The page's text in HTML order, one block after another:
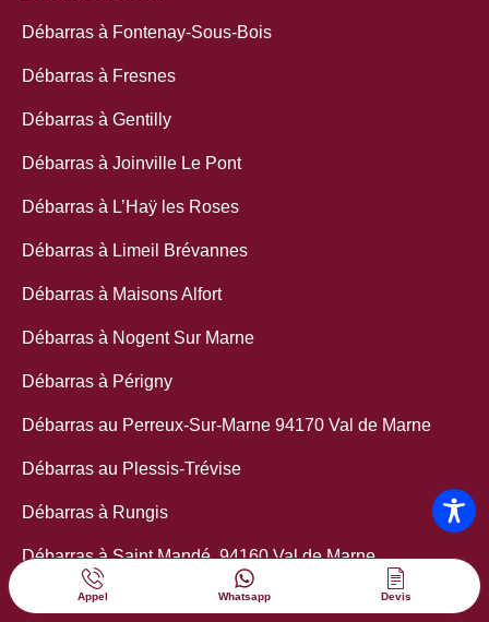
Appel Whatsapp Devis
Débarras à Fontenay-Sous-Bois
Débarras à Fresnes
Débarras à Gentilly
Débarras à Joinville Le Pont
Débarras à L’Haÿ les Roses
Débarras à Limeil Brévannes
Débarras à Maisons Alfort
Débarras à Nogent Sur Marne
Débarras à Périgny
Débarras au Perreux-Sur-Marne 94170 Val de Marne
Débarras au Plessis-Trévise
Débarras à Rungis
Débarras à Saint Mandé, 94160 Val de Marne
Débarras à Saint Maur des Fossés